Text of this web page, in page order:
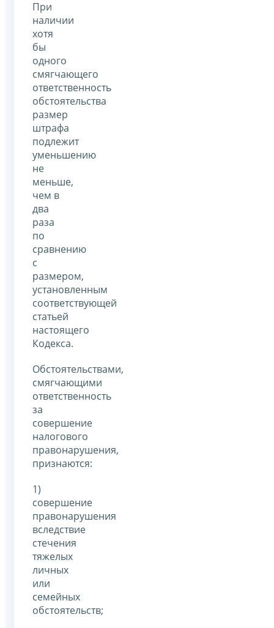
При
наличии
хотя
бы
одного
смягчающего
ответственность
обстоятельства
размер
штрафа
подлежит
уменьшению
не
меньше,
чем в
два
раза
по
сравнению
с
размером,
установленным
соответствующей
статьей
настоящего
Кодекса.
Обстоятельствами,
смягчающими
ответственность
за
совершение
налогового
правонарушения,
признаются:
1)
совершение
правонарушения
вследствие
стечения
тяжелых
личных
или
семейных
обстоятельств;